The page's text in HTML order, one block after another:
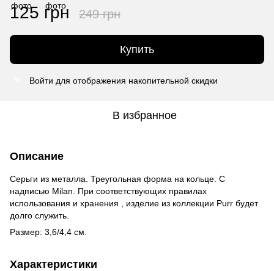
125 грн 249 грн
Купить
Войти для отображения накопительной скидки
В избранное
Описание
Серьги из металла. Треугольная форма на кольце. С
надписью Milan. При соответствующих правилах
использования и хранения , изделие из коллекции Purr будет
долго служить.
Размер: 3,6/4,4 см.
Характеристики